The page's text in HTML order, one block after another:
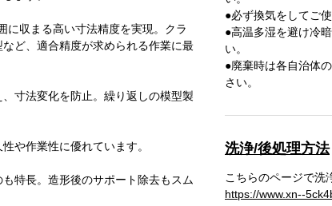
に収まる高い寸法精度を実現。クラ
ど、適合精度が求められる作業に最
寸法変化を防止。繰り返しの模型製
や作業性に優れています。
特長。造形後のサポート除去もスム
●必ず換気をしてご
●高温多湿を避け冷
い。
●廃棄時は各自治体
さい。
洗浄/後処理方法
こちらのページで洗
https://www.xn--